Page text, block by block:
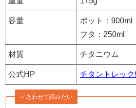
容量
ポット：900ml
フタ：250ml
材質 チタニウム
公式HP チタントレッ
✓あわせて読みたい